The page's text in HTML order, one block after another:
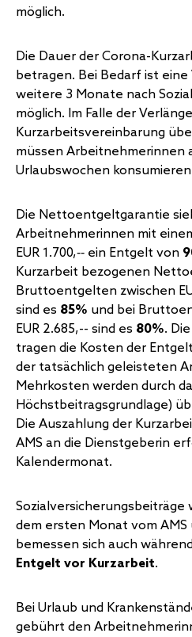
möglich.
Die Dauer der Corona-
betragen. Bei Bedarf ist eine
weitere 3 Monate nach
möglich. Im Falle der
Kurzarbeitsvereinbarung
müssen Arbeitnehmerinnen
Urlaubswochen
Die Nettoentgeltgarantie
Arbeitnehmerinnen mit
EUR 1.700,‑‑ ein Entgelt von
Kurzarbeit bezogenen
Bruttoentgelten zwischen
sind es 85% und bei
EUR 2.685,-- sind es 80%.
tragen die Kosten der
der tatsächlich geleisteten
Mehrkosten werden durch
Höchstbeitragsgrundlage)
Die Auszahlung der
AMS an die Dienstgeberin
Kalendermonat.
Sozialversicherungsbeiträge
dem ersten Monat vom
bemessen sich auch
Entgelt vor Kurzarbeit.
Bei Urlaub und
gebührt den